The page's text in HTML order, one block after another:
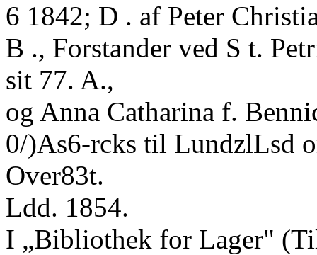
6 1842; D . af Peter
B ., Forstander ved S t.
sit 77. A.,
og Anna Catharina f.
0/)As6-rcks til LundzlLsd
Over83t.
Ldd. 1854.
I „Bibliothek for Lager"